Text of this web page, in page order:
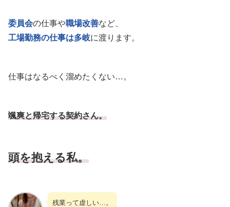
委員会の仕事や職場改善など、
工場勤務の仕事は多岐に渡ります。
仕事はなるべく溜めたくない…。
颯爽と帰宅する契約さん。
頭を抱える私。
残業って虚しい…。